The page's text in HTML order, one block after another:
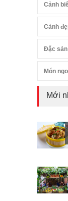
Cảnh
Cảnh
Đặc
Món
Mới